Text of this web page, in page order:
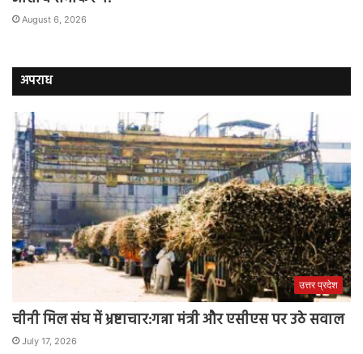
August 6, 2026
अपराध
उत्तर प्रदेश
चीनी मिल संघ में भ्रष्टाचार:गन्ना मंत्री और एसीएस पर उठे सवाल
July 17, 2026